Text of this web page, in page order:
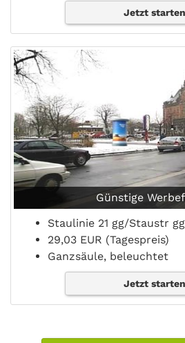
Jetzt starten
Günstige
Staulinie 21 gg/Staustr
29,03 EUR (Tagespreis)
Ganzsäule, beleuchtet
Jetzt starten